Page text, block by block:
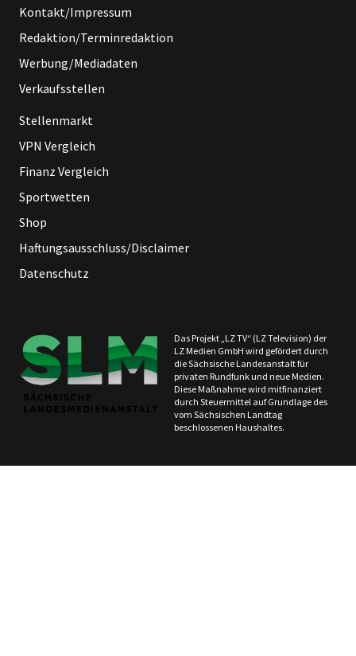
Kontakt/Impressum
Redaktion/Terminredaktion
Werbung/Mediadaten
Verkaufsstellen
Stellenmarkt
VPN Vergleich
Finanz Vergleich
Sportwetten
Shop
Haftungsausschluss/Disclaimer
Datenschutz
Das Projekt „LZ TV“ (LZ Television) der
LZ Medien GmbH wird gefördert durch
die Sächsische Landesanstalt für
privaten Rundfunk und neue Medien.
Diese Maßnahme wird mitfinanziert
durch Steuermittel auf Grundlage des
vom Sächsischen Landtag
beschlossenen Haushaltes.